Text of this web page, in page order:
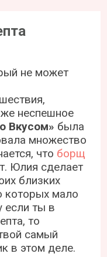
не может
неспешное
Вкусом» была
множество
что борщ
Юлия сделает
близких
которых мало
если ты в
то
самый
в этом деле.